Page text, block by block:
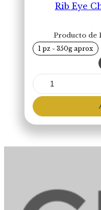
Rib Eye
Producto de
1 pz - 350g aprox
Rib
Eye
Choice
(Libre
Pastoreo)